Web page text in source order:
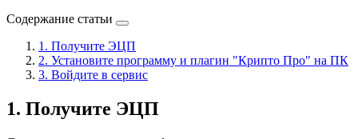
Содержание статьи
1. Получите ЭЦП
2. Установите программу и плагин "Крипто Про" на ПК
3. Войдите в сервис
1. Получите ЭЦП